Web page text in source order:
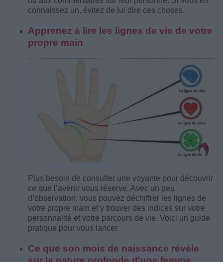
connaissez un, évitez de lui dire ces choses.
Apprenez à lire les lignes de vie de votre
propre main
Plus besoin de consulter une voyante pour découvrir
ce que l’avenir vous réserve. Avec un peu
d’observation, vous pouvez déchiffrer les lignes de
votre propre main et y trouver des indices sur votre
personnalité et votre parcours de vie. Voici un guide
pratique pour vous lancer.
Ce que son mois de naissance révèle